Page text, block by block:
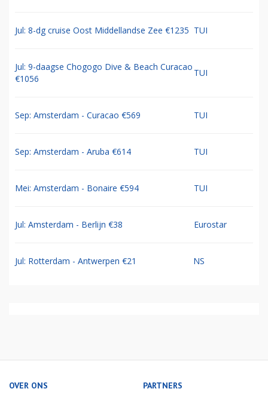
Jul: 8-dg cruise Oost Middellandse Zee €1235 TUI
Jul: 9-daagse Chogogo Dive & Beach Curacao
€1056
TUI
Sep: Amsterdam - Curacao €569 TUI
Sep: Amsterdam - Aruba €614 TUI
Mei: Amsterdam - Bonaire €594 TUI
Jul: Amsterdam - Berlijn €38 Eurostar
Jul: Rotterdam - Antwerpen €21 NS
OVER ONS PARTNERS